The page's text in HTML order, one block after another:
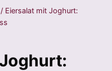
/ Eiersalat mit Joghurt: